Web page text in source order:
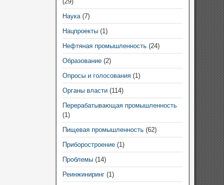
Наука(7)
Нацпроекты(1)
Нефтяная промышленность(24)
Образование(2)
Опросы и голосования(1)
Органы власти(114)
Перерабатывающая промышленность
(1)
Пищевая промышленность(62)
Приборостроение(1)
Проблемы(14)
Реинжиниринг(1)